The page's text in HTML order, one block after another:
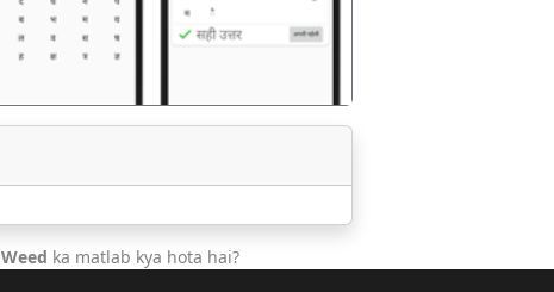
Weed ka matlab kya hota hai?